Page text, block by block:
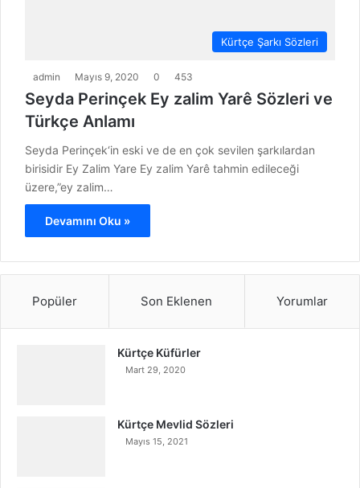
Kürtçe Şarkı Sözleri
admin Mayıs 9, 2020 0 453
Seyda Perinçek Ey zalim Yarê Sözleri ve
Türkçe Anlamı
Seyda Perinçek‘in eski ve de en çok sevilen şarkılardan
birisidir Ey Zalim Yare Ey zalim Yarê tahmin edileceği
üzere,”ey zalim…
Devamını Oku »
Popüler Son Eklenen Yorumlar
Kürtçe Küfürler
Mart 29, 2020
Kürtçe Mevlid Sözleri
Mayıs 15, 2021